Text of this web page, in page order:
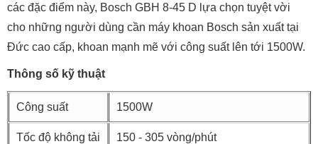
các đặc điểm này, Bosch GBH 8-45 D lựa chọn tuyệt vời
cho những người dùng cần máy khoan Bosch sản xuất tại
Đức cao cấp, khoan mạnh mẽ với công suất lên tới 1500W.
Thông số kỹ thuật
Công suất 1500W
Tốc độ không tải 150 - 305 vòng/phút